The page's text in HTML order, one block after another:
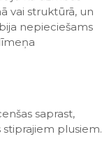
vai struktūrā, un
nepieciešams
saprast,
stiprajiem plusiem.